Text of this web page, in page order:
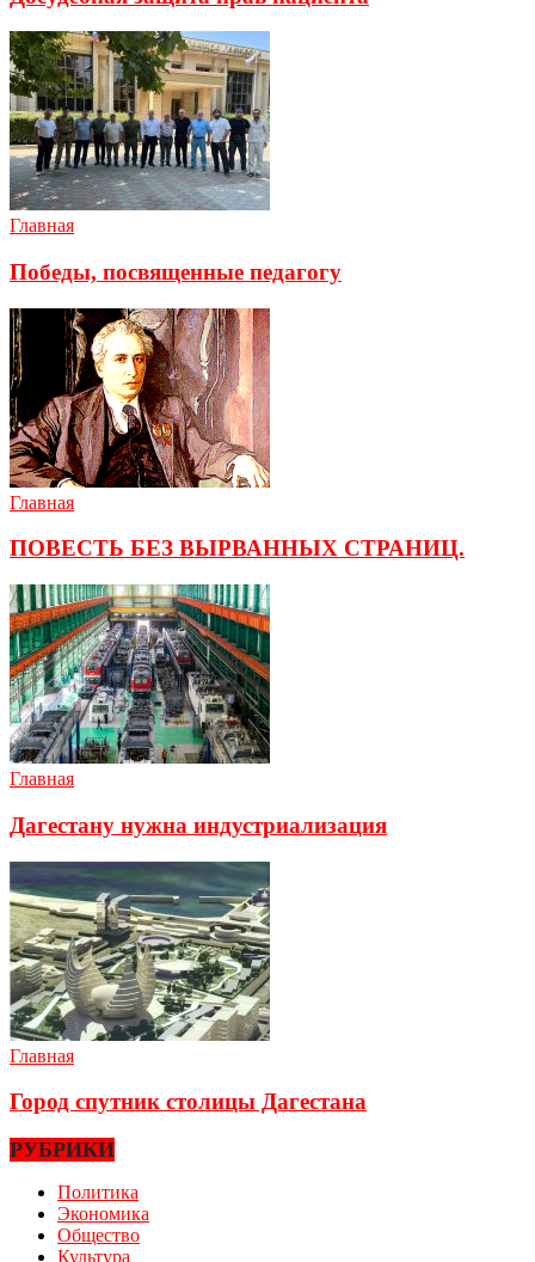
Главная
Победы, посвященные педагогу
Главная
ПОВЕСТЬ БЕЗ ВЫРВАННЫХ СТРАНИЦ.
Главная
Дагестану нужна индустриализация
Главная
Город спутник столицы Дагестана
РУБРИКИ
Политика
Экономика
Общество
Культура